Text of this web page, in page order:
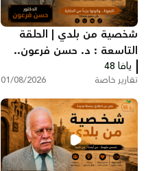
شخصية من بلدي | الحلقة
التاسعة : د. حسن فرعون..
الطبيب الذي رفض مغادرة
يافا عام 1948
يافا 48
تقارير خاصة 01/08/2026